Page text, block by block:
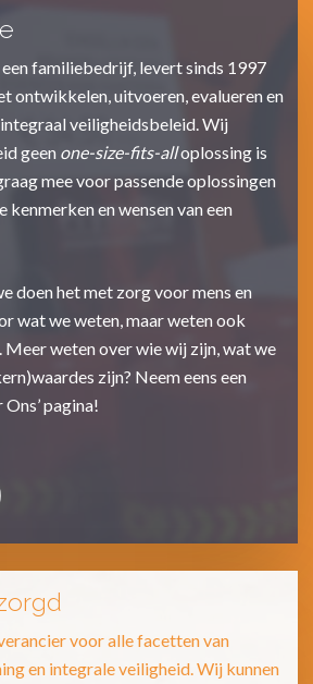
familiebedrijf, levert sinds 1997
ontwikkelen, uitvoeren, evalueren en
veiligheidsbeleid. Wij
geen one-size-fits-alloplossing is
mee voor passende oplossingen
kenmerken en wensen van een
doen het met zorg voor mens en
wat we weten, maar weten ook
Meer weten over wie wij zijn, wat we
zijn? Neem eens een
pagina!
voor alle facetten van
en integrale veiligheid. Wij kunnen